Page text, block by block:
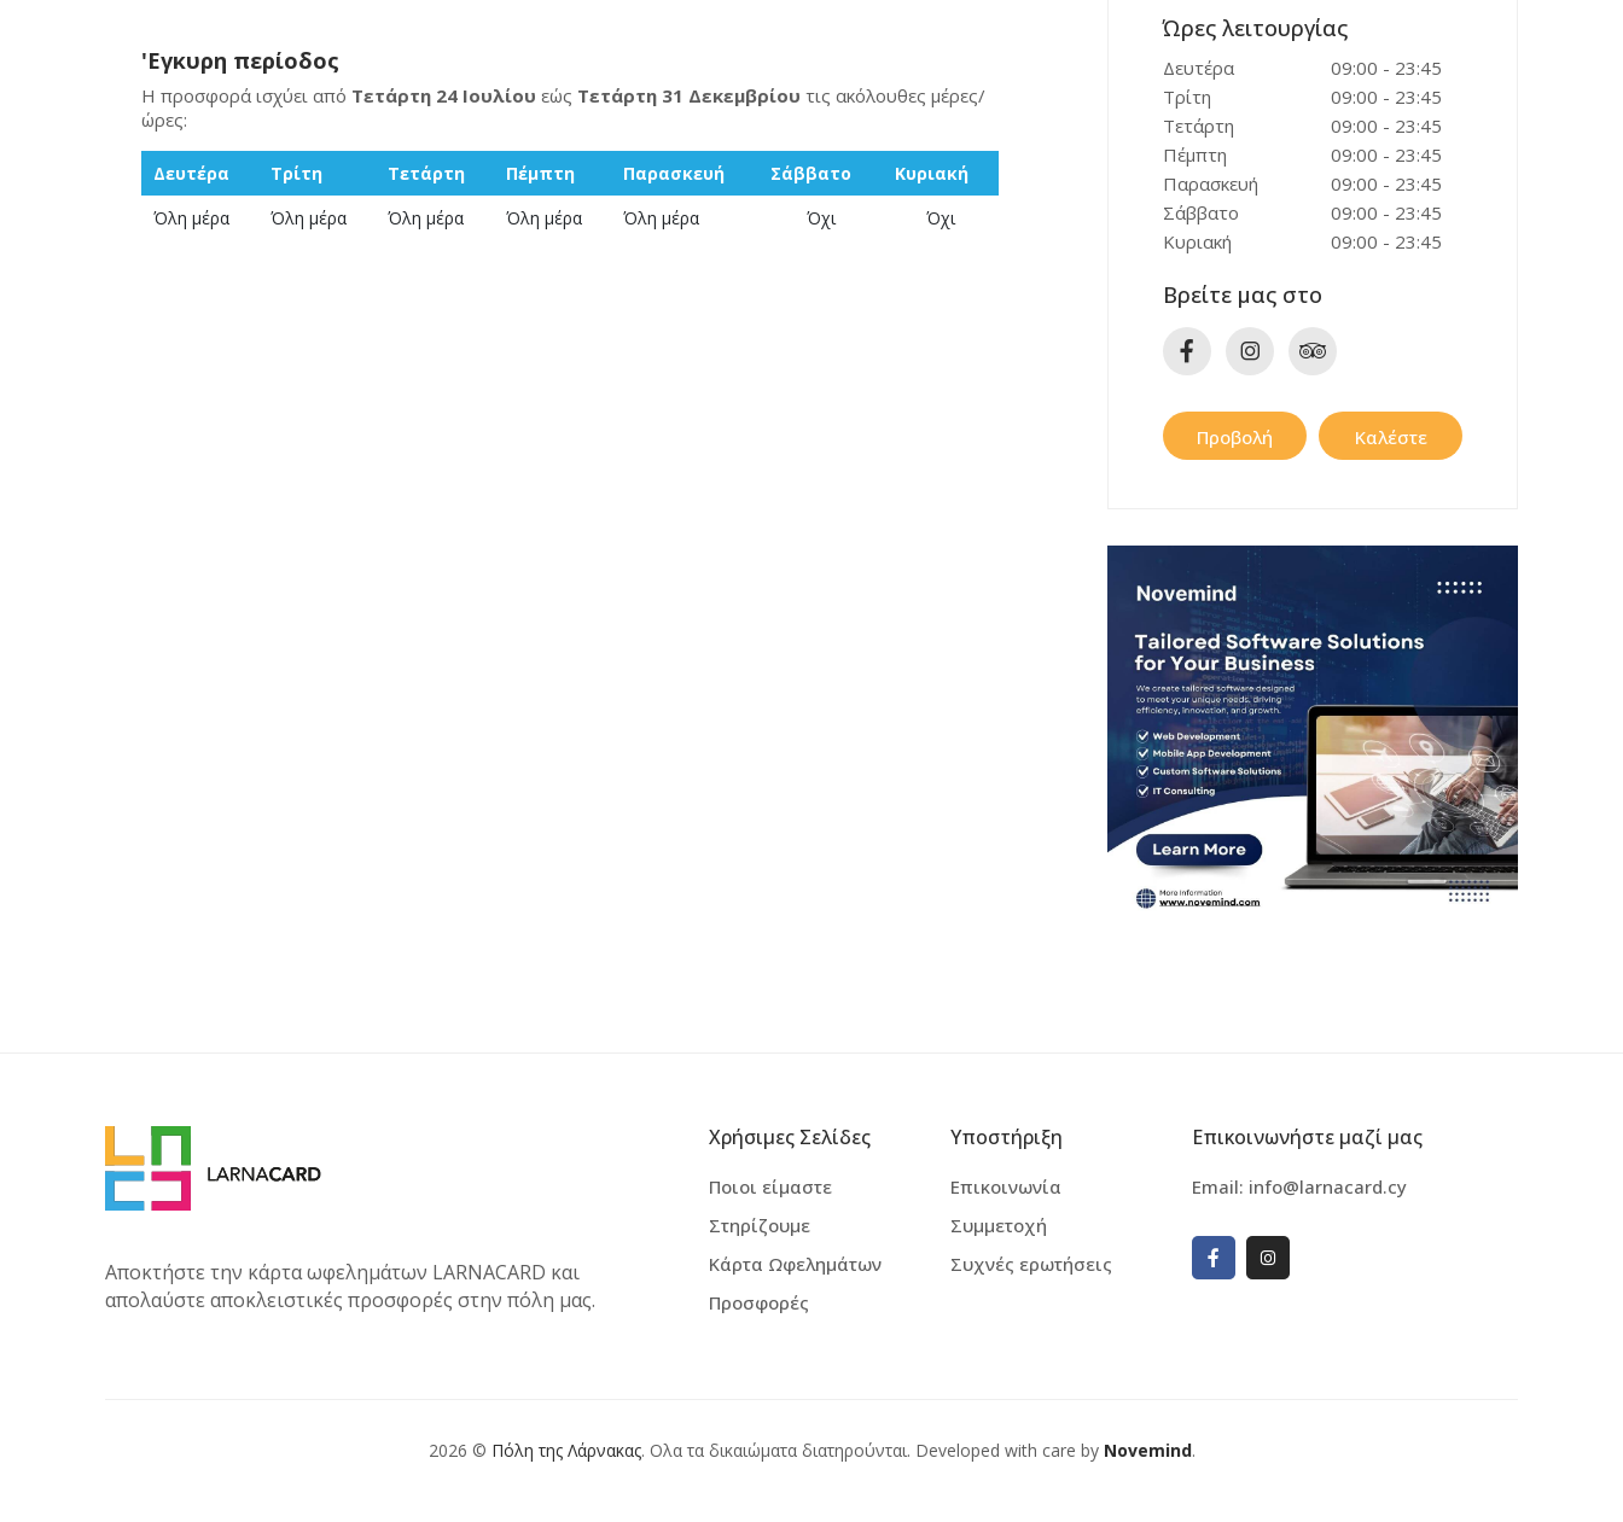
'Εγκυρη περίοδος
Η προσφορά ισχύει από Τετάρτη 24 Ιουλίου εώς Τετάρτη 31 Δεκεμβρίου τις ακόλουθες μέρες/
ώρες:
Δευτέρα Τρίτη Τετάρτη Πέμπτη Παρασκευή Σάββατο
Κυριακή
Όλη μέρα
Όλη μέρα Όλη μέρα Όλη μέρα Όλη μέρα Όχι Όχι
Ώρες λειτουργίας
Δευτέρα
09:00 - 23:45
Τρίτη
09:00 - 23:45
Τετάρτη
09:00 - 23:45
Πέμπτη
09:00 - 23:45
Παρασκευή
09:00 - 23:45
Σάββατο
09:00 - 23:45
Κυριακή
09:00 - 23:45
Βρείτε μας στο
Προβολή
Καλέστε
Αποκτήστε την κάρτα ωφελημάτων LARNACARD και
απολαύστε αποκλειστικές προσφορές στην πόλη μας.
Χρήσιμες Σελίδες
Ποιοι είμαστε
Στηρίζουμε
Κάρτα Ωφελημάτων
Προσφορές
Υποστήριξη
Επικοινωνία
Συμμετοχή
Συχνές ερωτήσεις
Επικοινωνήστε μαζί μας
Email: info@larnacard.cy
2026 © Πόλη της Λάρνακας. Ολα τα δικαιώματα διατηρούνται. Developed with care by Novemind.